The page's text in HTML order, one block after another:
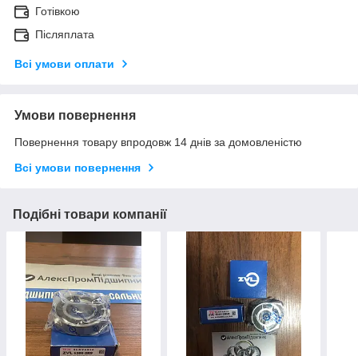
Готівкою
Післяплата
Всі умови оплати
Умови повернення
Повернення товару впродовж 14 днів за домовленістю
Всі умови повернення
Подібні товари компанії